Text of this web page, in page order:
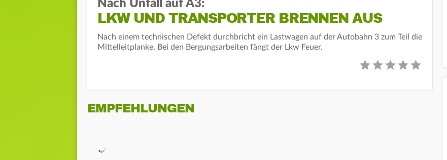
Nach Unfall auf A3:
LKW UND TRANSPORTER BRENNEN AUS
Nach einem technischen Defekt durchbricht ein Lastwagen auf der Autobahn 3 zum Teil die
Mittelleitplanke. Bei den Bergungsarbeiten fängt der Lkw Feuer.
EMPFEHLUNGEN